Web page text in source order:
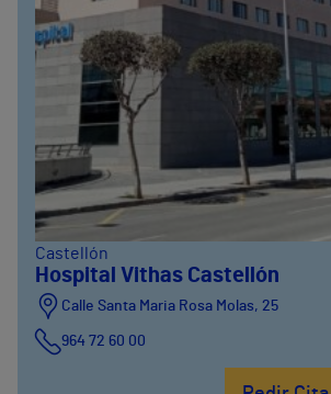
Castellón
Hospital Vithas Castellón
Calle Santa Maria Rosa Molas, 25
964 72 60 00